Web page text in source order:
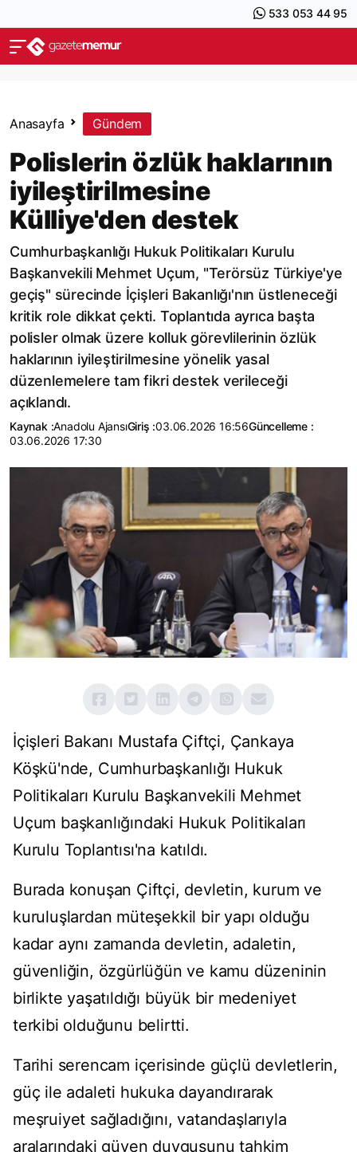
533 053 44 95
Anasayfa Gündem
Polislerin özlük haklarının
iyileştirilmesine
Külliye'den destek
Cumhurbaşkanlığı Hukuk Politikaları Kurulu
Başkanvekili Mehmet Uçum, "Terörsüz Türkiye'ye
geçiş" sürecinde İçişleri Bakanlığı'nın üstleneceği
kritik role dikkat çekti. Toplantıda ayrıca başta
polisler olmak üzere kolluk görevlilerinin özlük
haklarının iyileştirilmesine yönelik yasal
düzenlemelere tam fikri destek verileceği
açıklandı.
Kaynak :Anadolu AjansıGiriş :03.06.2026 16:56Güncelleme :
03.06.2026 17:30
İçişleri Bakanı Mustafa Çiftçi, Çankaya
Köşkü'nde, Cumhurbaşkanlığı Hukuk
Politikaları Kurulu Başkanvekili Mehmet
Uçum başkanlığındaki Hukuk Politikaları
Kurulu Toplantısı'na katıldı.
Burada konuşan Çiftçi, devletin, kurum ve
kuruluşlardan müteşekkil bir yapı olduğu
kadar aynı zamanda devletin, adaletin,
güvenliğin, özgürlüğün ve kamu düzeninin
birlikte yaşatıldığı büyük bir medeniyet
terkibi olduğunu belirtti.
Tarihi serencam içerisinde güçlü devletlerin,
güç ile adaleti hukuka dayandırarak
meşruiyet sağladığını, vatandaşlarıyla
aralarındaki güven duygusunu tahkim